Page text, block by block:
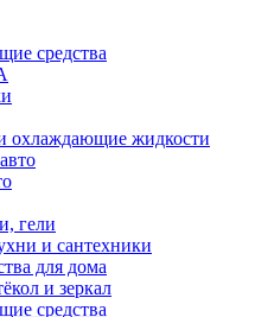
средства
охлаждающие жидкости
гели
и сантехники
для дома
и зеркал
средства